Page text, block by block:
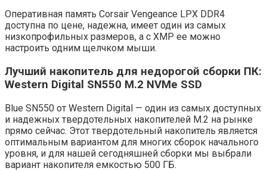
Оперативная память Corsair Vengeance LPX DDR4
доступна по цене, надежна, имеет один из самых
низкопрофильных размеров, а с XMP ее можно
настроить одним щелчком мыши.
Лучший накопитель для недорогой сборки ПК:
Western Digital SN550 M.2 NVMe SSD
Blue SN550 от Western Digital — один из самых доступных
и надежных твердотельных накопителей M.2 на рынке
прямо сейчас. Этот твердотельный накопитель является
оптимальным вариантом для многих сборок начального
уровня, и для нашей сегодняшней сборки мы выбрали
вариант накопителя емкостью 500 ГБ.